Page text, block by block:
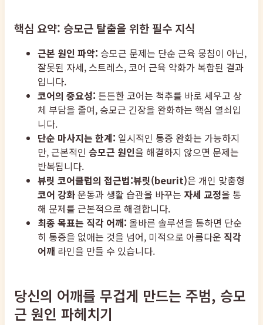
핵심 요약: 승모근 탈출을 위한 필수 지식
근본 원인 파악: 승모근 문제는 단순 근육 뭉침이 아닌,
잘못된 자세, 스트레스, 코어 근육 약화가 복합된 결과
입니다.
코어의 중요성: 튼튼한 코어는 척추를 바로 세우고 상
체 부담을 줄여, 승모근 긴장을 완화하는 핵심 열쇠입
니다.
단순 마사지는 한계: 일시적인 통증 완화는 가능하지
만, 근본적인 승모근 원인을 해결하지 않으면 문제는
반복됩니다.
뷰릿 코어클럽의 접근법:뷰릿(beurit)은 개인 맞춤형
코어 강화운동과 생활 습관을 바꾸는 자세 교정을 통
해 문제를 근본적으로 해결합니다.
최종 목표는 직각 어깨: 올바른 솔루션을 통하면 단순
히 통증을 없애는 것을 넘어, 미적으로 아름다운 직각
어깨 라인을 만들 수 있습니다.
당신의 어깨를 무겁게 만드는 주범, 승모
근 원인 파헤치기